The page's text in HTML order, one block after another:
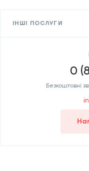
ІНШІ ПОСЛУГИ
0
Безкоштовні